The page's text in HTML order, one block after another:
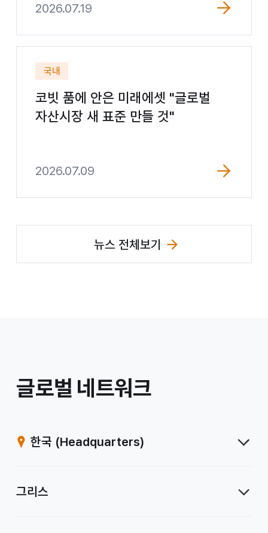
2026.07.19
국내
코빗 품에 안은 미래에셋 "글로벌
자산시장 새 표준 만들 것"
2026.07.09
뉴스 전체보기
글로벌 네트워크
한국 (Headquarters)
그리스